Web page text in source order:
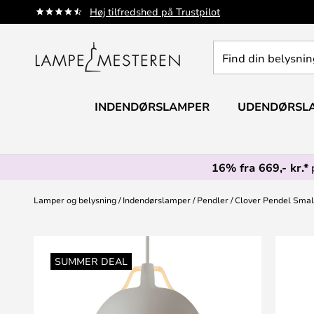
Høj tilfredshed på Trustpilot
Skip
to
din
INDENDØRSLAMPER
16% fra 669,- kr.*
Lamper og belysning Indendørslamper Pendler Clover Pendel
SUMMER DEAL